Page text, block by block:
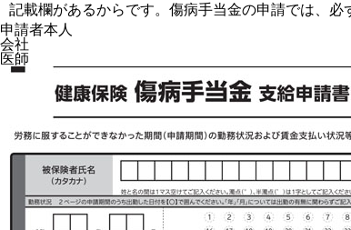
記載欄があるからです。傷病手当金の申請では、必
申請者本人
会社
医師